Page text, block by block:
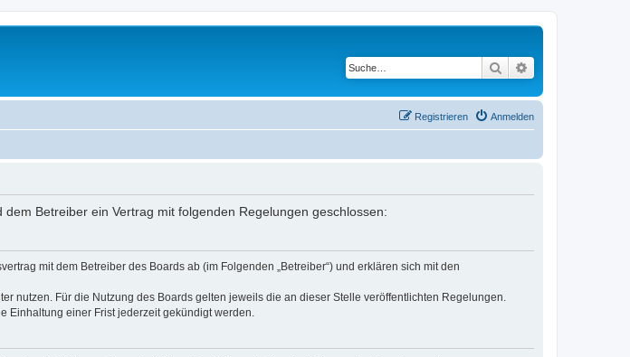
Suche
Anmelden
Registrieren
Betreiber ein Vertrag mit folgenden Regelungen geschlossen:
mit dem Betreiber des Boards ab (im Folgenden „Betreiber“) und erklären sich mit den
nutzen. Für die Nutzung des Boards gelten jeweils die an dieser Stelle veröffentlichten Regelungen.
Einhaltung einer Frist jederzeit gekündigt werden.